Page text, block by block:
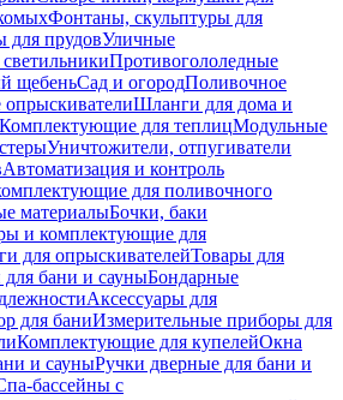
Фонтаны, скульптуры для
для прудовУличные
Противогололедные
щебеньСад и огородПоливочное
Шланги для дома и
Комплектующие для теплицМодульные
Уничтожители, отпугиватели
Автоматизация и контроль
для поливочного
материалыБочки, баки
и комплектующие для
для опрыскивателейТовары для
для бани и сауныБондарные
Аксессуары для
для баниИзмерительные приборы для
Комплектующие для купелейОкна
и сауныРучки дверные для бани и
бассейны с